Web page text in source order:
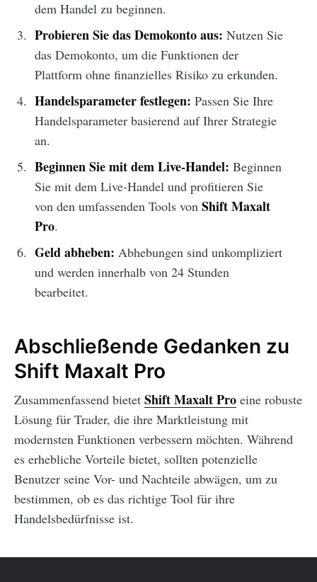
dem Handel zu beginnen.
Probieren Sie das Demokonto aus: Nutzen Sie
das Demokonto, um die Funktionen der
Plattform ohne finanzielles Risiko zu erkunden.
Handelsparameter festlegen: Passen Sie Ihre
Handelsparameter basierend auf Ihrer Strategie
an.
Beginnen Sie mit dem Live-Handel: Beginnen
Sie mit dem Live-Handel und profitieren Sie
von den umfassenden Tools von Shift Maxalt
Pro.
Geld abheben: Abhebungen sind unkompliziert
und werden innerhalb von 24 Stunden
bearbeitet.
Abschließende Gedanken zu
Shift Maxalt Pro
Zusammenfassend bietet Shift Maxalt Pro eine robuste
Lösung für Trader, die ihre Marktleistung mit
modernsten Funktionen verbessern möchten. Während
es erhebliche Vorteile bietet, sollten potenzielle
Benutzer seine Vor- und Nachteile abwägen, um zu
bestimmen, ob es das richtige Tool für ihre
Handelsbedürfnisse ist.